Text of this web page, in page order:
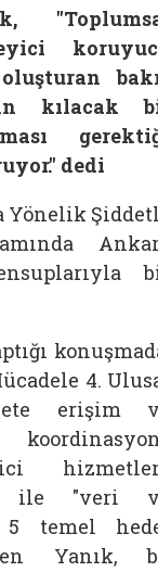
kılacak
dedi
Yönelik
4.
erişim
ile "veri
temel
Yanık,